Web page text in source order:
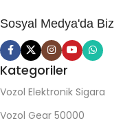
Sosyal Medya'da Biz
Kategoriler
Vozol Elektronik Sigara
Vozol Gear 50000